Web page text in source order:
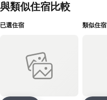
與類似住宿比較
已選住宿 類似住宿